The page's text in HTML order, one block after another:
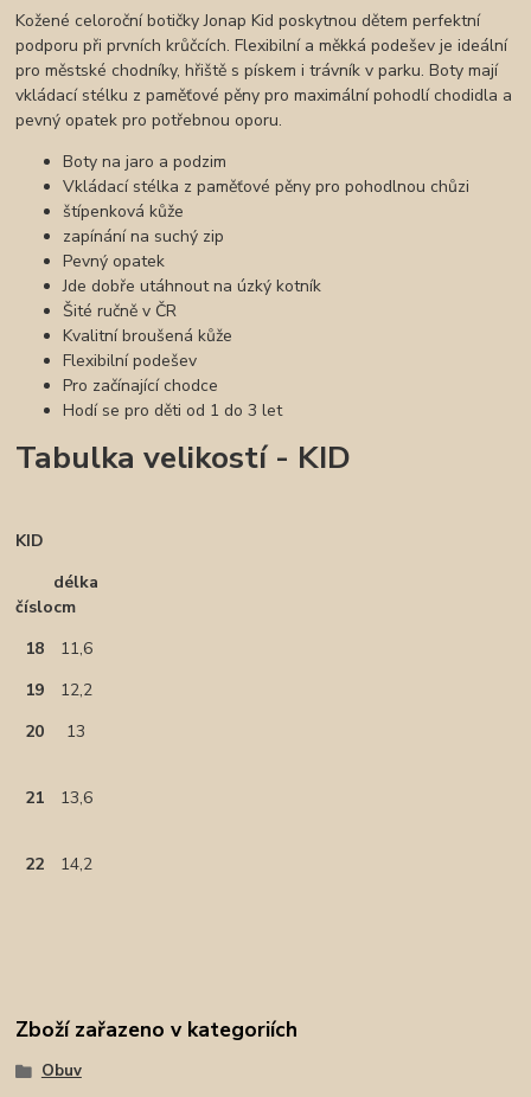
Kožené celoroční botičky Jonap Kid poskytnou dětem perfektní
podporu při prvních krůčcích. Flexibilní a měkká podešev je ideální
pro městské chodníky, hřiště s pískem i trávník v parku. Boty mají
vkládací stélku z paměťové pěny pro maximální pohodlí chodidla a
pevný opatek pro potřebnou oporu.
Boty na jaro a podzim
Vkládací stélka z paměťové pěny pro pohodlnou chůzi
štípenková kůže
zapínání na suchý zip
Pevný opatek
Jde dobře utáhnout na úzký kotník
Šité ručně v ČR
Kvalitní broušená kůže
Flexibilní podešev
Pro začínající chodce
Hodí se pro děti od 1 do 3 let
Tabulka velikostí - KID
KID
číslo
délka
cm
18
11,6
19
12,2
20
13
21 13,6
22 14,2
Zboží zařazeno v kategoriích
Obuv